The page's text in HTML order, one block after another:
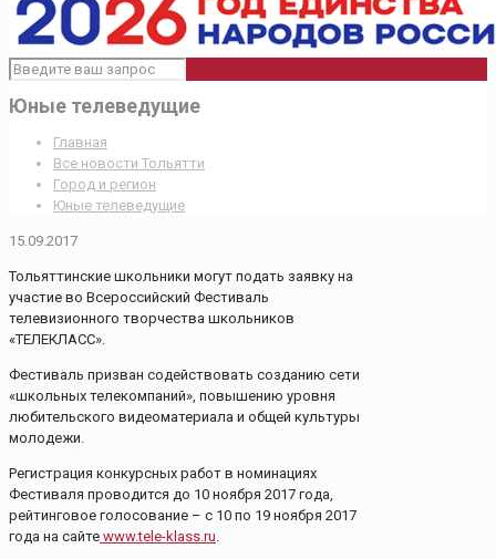
Юные телеведущие
Главная
Все новости Тольятти
Город и регион
Юные телеведущие
15.09.2017
Тольяттинские школьники могут подать заявку на
участие во Всероссийский Фестиваль
телевизионного творчества школьников
«ТЕЛЕКЛАСС».
Фестиваль призван содействовать созданию сети
«школьных телекомпаний», повышению уровня
любительского видеоматериала и общей культуры
молодежи.
Регистрация конкурсных работ в номинациях
Фестиваля проводится до 10 ноября 2017 года,
рейтинговое голосование – с 10 по 19 ноября 2017
года на сайте www.tele-klass.ru.